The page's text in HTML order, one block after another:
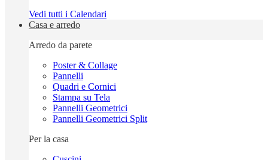
Vedi tutti i Calendari
Casa e arredo
Arredo da parete
Poster & Collage
Pannelli
Quadri e Cornici
Stampa su Tela
Pannelli Geometrici
Pannelli Geometrici Split
Per la casa